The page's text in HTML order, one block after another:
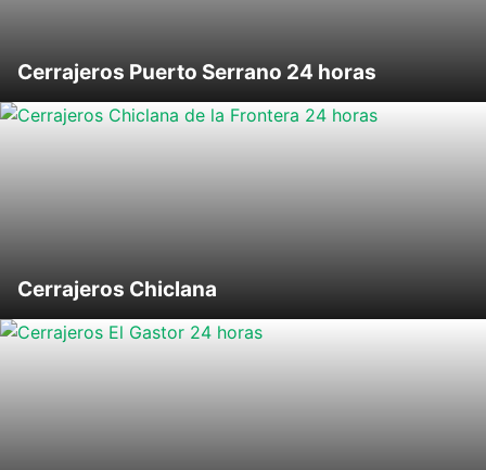
Cerrajeros Puerto Serrano 24 horas
Cerrajeros Chiclana